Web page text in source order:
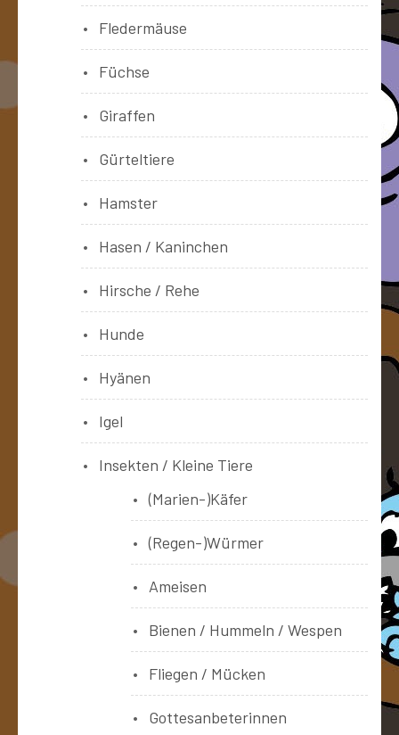
Fledermäuse
Füchse
Giraffen
Gürteltiere
Hamster
Hasen / Kaninchen
Hirsche / Rehe
Hunde
Hyänen
Igel
Insekten / Kleine Tiere
(Marien-)Käfer
(Regen-)Würmer
Ameisen
Bienen / Hummeln / Wespen
Fliegen / Mücken
Gottesanbeterinnen